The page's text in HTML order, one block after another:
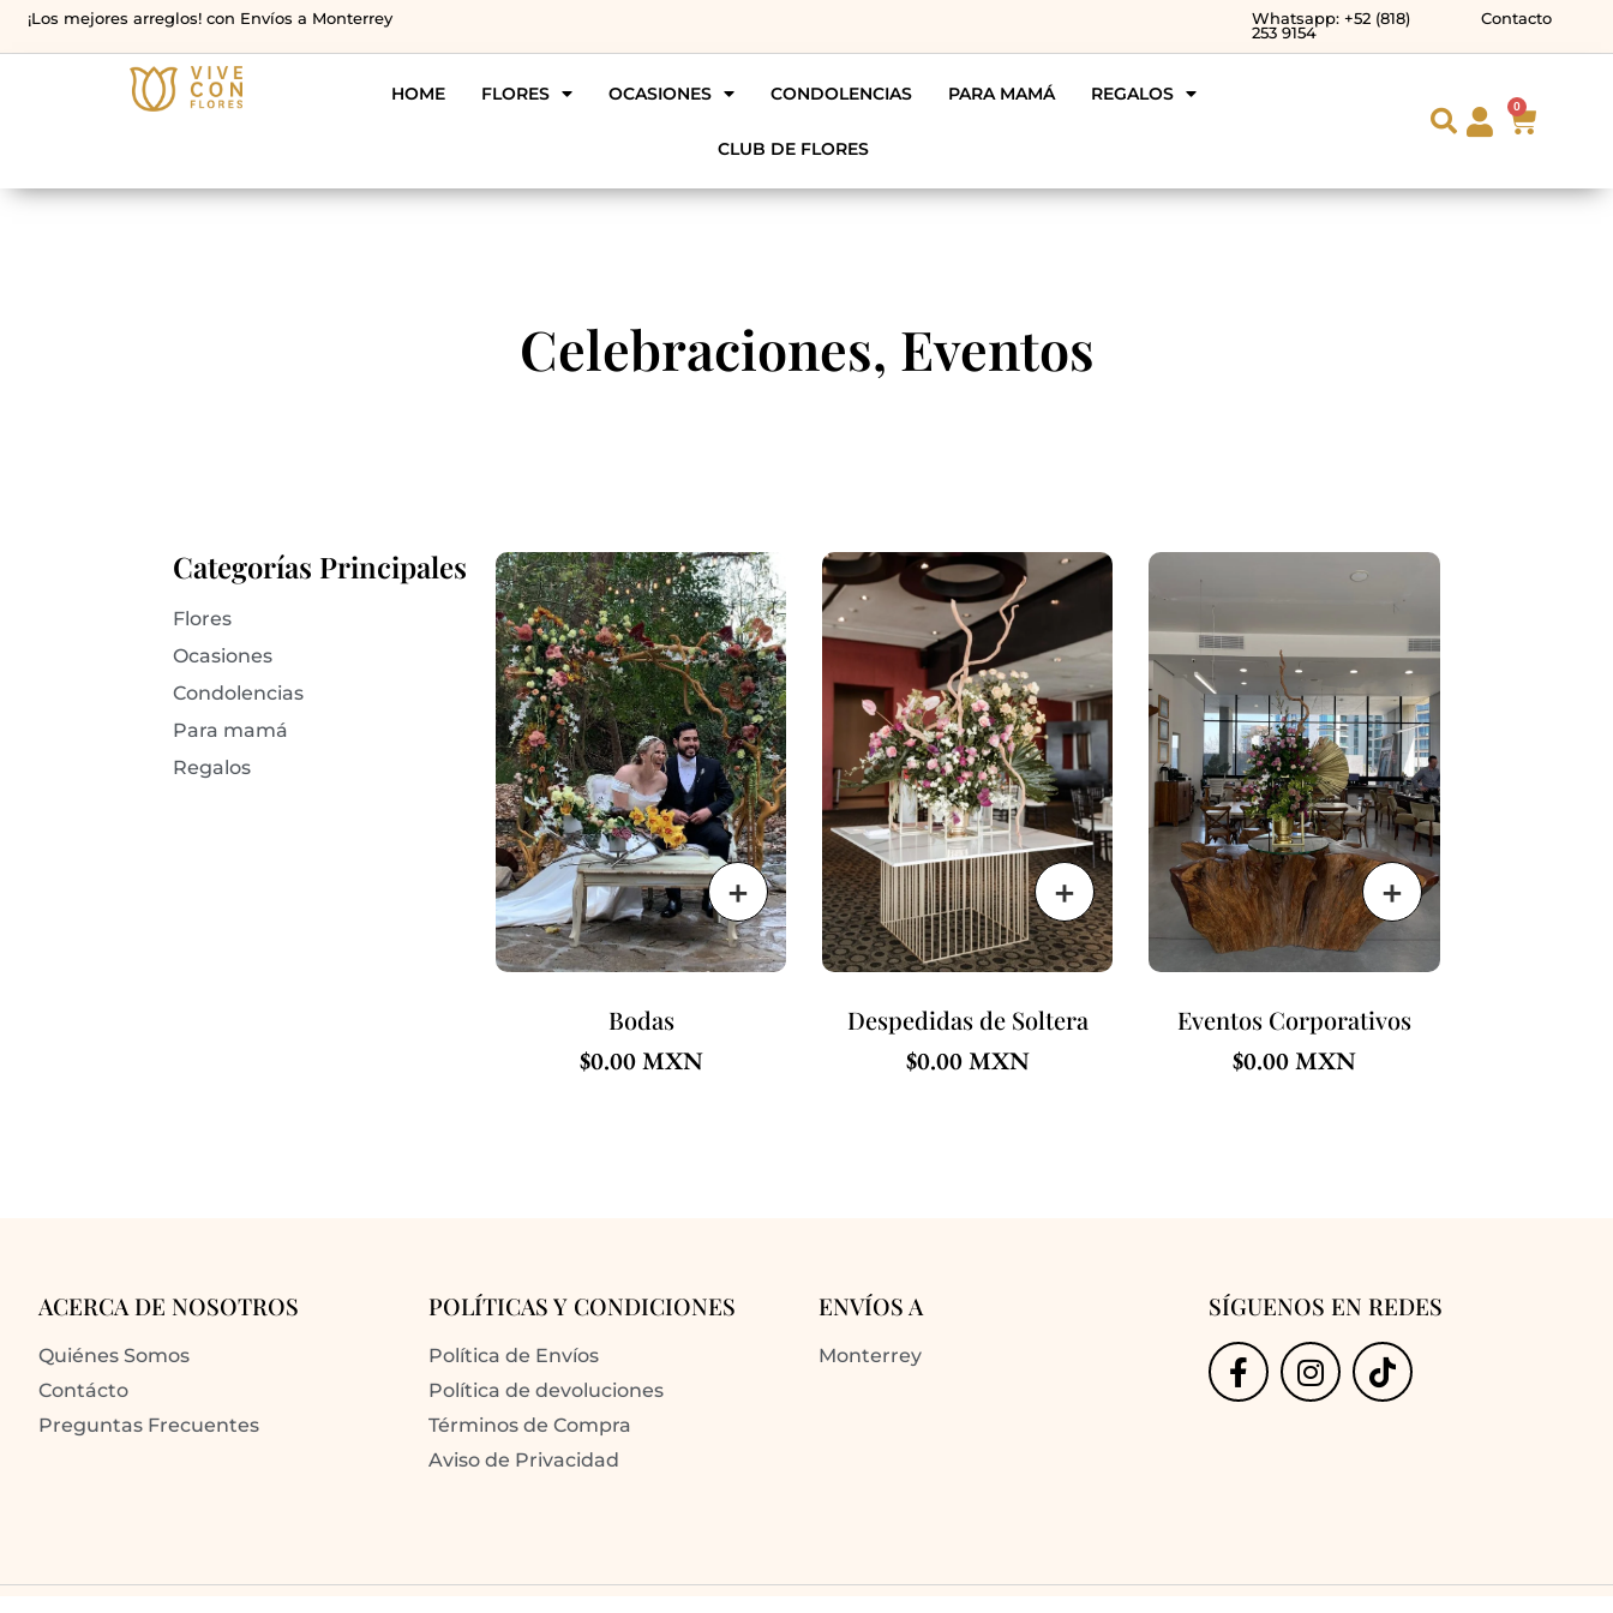
¡Los mejores arreglos! con Envíos a Monterrey
Whatsapp: +52 (818)
253 9154
Contacto
HOME FLORES OCASIONES CONDOLENCIAS PARA MAMÁ REGALOS
CLUB DE FLORES
0
Celebraciones, Eventos
Categorías Principales
Flores
Ocasiones
Condolencias
Para mamá
Regalos
Bodas
$0.00
Despedidas de Soltera
$0.00
Eventos Corporativos
$0.00
ACERCA DE NOSOTROS
Quiénes Somos
Contácto
Preguntas Frecuentes
POLÍTICAS Y CONDICIONES
Política de Envíos
Política de devoluciones
Términos de Compra
Aviso de Privacidad
ENVÍOS A
Monterrey
SÍGUENOS EN REDES